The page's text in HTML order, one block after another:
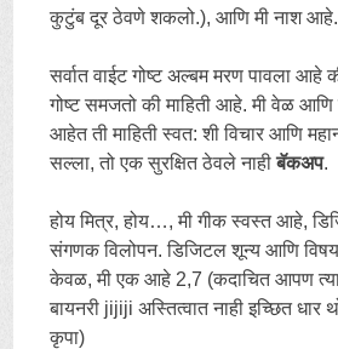
कुटुंब दूर ठेवणे शकलो.), आणि मी नाश आहे.
सर्वात वाईट गोष्ट अल्बम मरण पावला आहे
गोष्ट समजतो की माहिती आहे. मी वेळ
आहेत ती माहिती स्वत: शी विचार आणि
सल्ला, तो एक सुरक्षित ठेवले नाहीबॅकअप.
होय मित्र, होय…, मी गीक स्वस्त आहे,
संगणक विलोपन. डिजिटल शून्य आणि
केवळ, मी एक आहे 2,7 (कदाचित आपण त्या
बायनरी jijiji अस्तित्वात नाही इच्छित
कृपा)